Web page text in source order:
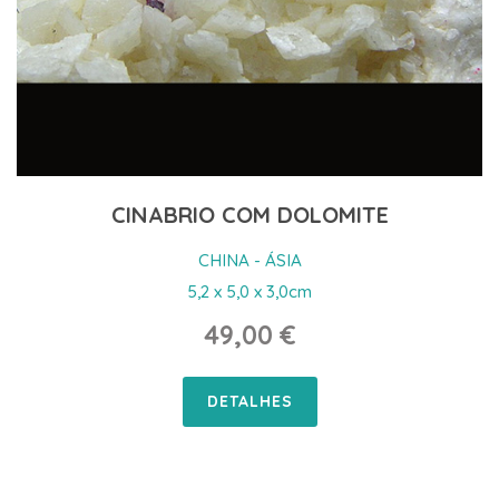
CINABRIO COM DOLOMITE
CHINA - ÁSIA
5,2 x 5,0 x 3,0cm
49,00 €
DETALHES